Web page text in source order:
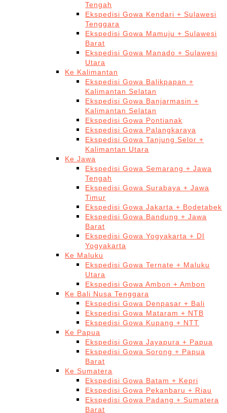
Tengah
Ekspedisi Gowa Kendari + Sulawesi
Tenggara
Ekspedisi Gowa Mamuju + Sulawesi
Barat
Ekspedisi Gowa Manado + Sulawesi
Utara
Ke Kalimantan
Ekspedisi Gowa Balikpapan +
Kalimantan Selatan
Ekspedisi Gowa Banjarmasin +
Kalimantan Selatan
Ekspedisi Gowa Pontianak
Ekspedisi Gowa Palangkaraya
Ekspedisi Gowa Tanjung Selor +
Kalimantan Utara
Ke Jawa
Ekspedisi Gowa Semarang + Jawa
Tengah
Ekspedisi Gowa Surabaya + Jawa
Timur
Ekspedisi Gowa Jakarta + Bodetabek
Ekspedisi Gowa Bandung + Jawa
Barat
Ekspedisi Gowa Yogyakarta + DI
Yogyakarta
Ke Maluku
Ekspedisi Gowa Ternate + Maluku
Utara
Ekspedisi Gowa Ambon + Ambon
Ke Bali Nusa Tenggara
Ekspedisi Gowa Denpasar + Bali
Ekspedisi Gowa Mataram + NTB
Ekspedisi Gowa Kupang + NTT
Ke Papua
Ekspedisi Gowa Jayapura + Papua
Ekspedisi Gowa Sorong + Papua
Barat
Ke Sumatera
Ekspedisi Gowa Batam + Kepri
Ekspedisi Gowa Pekanbaru + Riau
Ekspedisi Gowa Padang + Sumatera
Barat